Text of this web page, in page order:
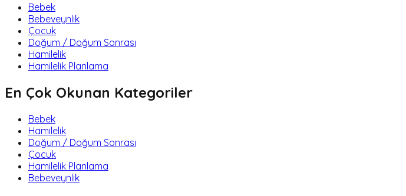
Bebek
Bebeveynlik
Çocuk
Doğum / Doğum Sonrası
Hamilelik
Hamilelik Planlama
En Çok Okunan Kategoriler
Bebek
Hamilelik
Doğum / Doğum Sonrası
Çocuk
Hamilelik Planlama
Bebeveynlik